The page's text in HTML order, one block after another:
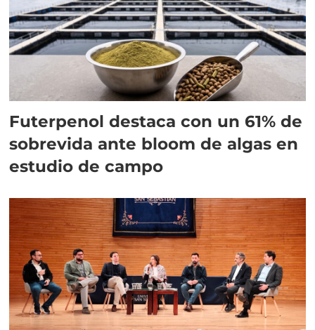
Futerpenol destaca con un 61% de
sobrevida ante bloom de algas en
estudio de campo